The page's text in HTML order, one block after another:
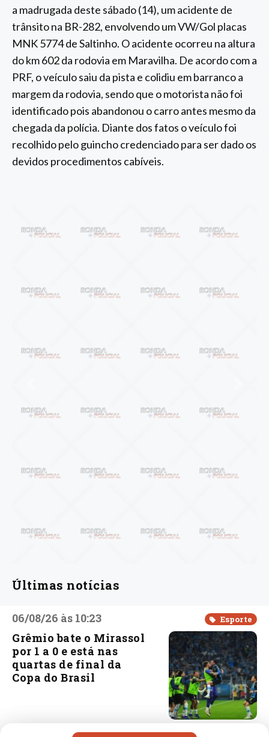
a madrugada deste sábado (14), um acidente de
trânsito na BR-282, envolvendo um VW/Gol placas
MNK 5774 de Saltinho. O acidente ocorreu na altura
do km 602 da rodovia em Maravilha. De acordo com a
PRF, o veículo saiu da pista e colidiu em barranco a
margem da rodovia, sendo que o motorista não foi
identificado pois abandonou o carro antes mesmo da
chegada da polícia. Diante dos fatos o veículo foi
recolhido pelo guincho credenciado para ser dado os
devidos procedimentos cabíveis.
Últimas notícias
06/08/26 às 10:23 Esporte
Grêmio bate o Mirassol
por 1 a 0 e está nas
quartas de final da
Copa do Brasil